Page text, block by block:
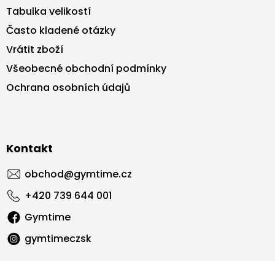
Tabulka velikostí
Často kladené otázky
Vrátit zboží
Všeobecné obchodní podmínky
Ochrana osobních údajů
Kontakt
obchod@gymtime.cz
+420 739 644 001
Gymtime
gymtimeczsk